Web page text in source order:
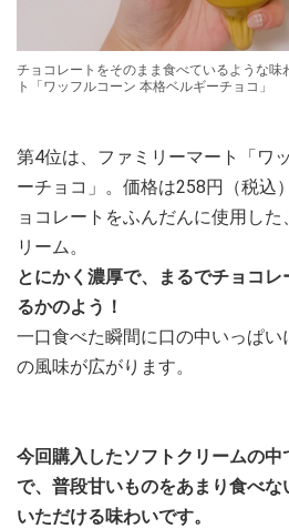
チョコレートをそのまま食べているような味
ト「ワッフルコーン 本格ベルギーチョコ」
第4位は、ファミリーマート「ワ
ーチョコ」。価格は258円（税込
ョコレートをふんだんに使用し
リーム。
とにかく濃厚で、まるでチョコ
るかのよう！
一口食べた瞬間に口の中いっぱい
の風味が広がります。
今回購入したソフトクリームの
で、普段甘いものをあまり食べな
いただける味わいです。